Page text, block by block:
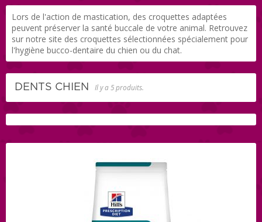
Lors de l'action de mastication, des croquettes adaptées
peuvent préserver la santé buccale de votre animal. Retrouvez
sur notre site des croquettes sélectionnées spécialement pour
l'hygiène bucco-dentaire du chien ou du chat.
DENTS CHIEN Il y a 5 produits.